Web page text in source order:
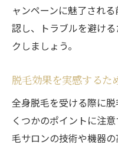
ャンペーンに魅了され
認し、トラブルを避け
クしましょう。
脱毛効果を実感するた
全身脱毛を受ける際に
くつかのポイントに注
毛サロンの技術や機器